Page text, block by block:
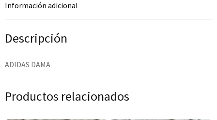
Información adicional
Descripción
ADIDAS DAMA
Productos relacionados